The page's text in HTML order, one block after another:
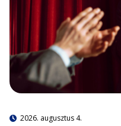
2026. augusztus 4.